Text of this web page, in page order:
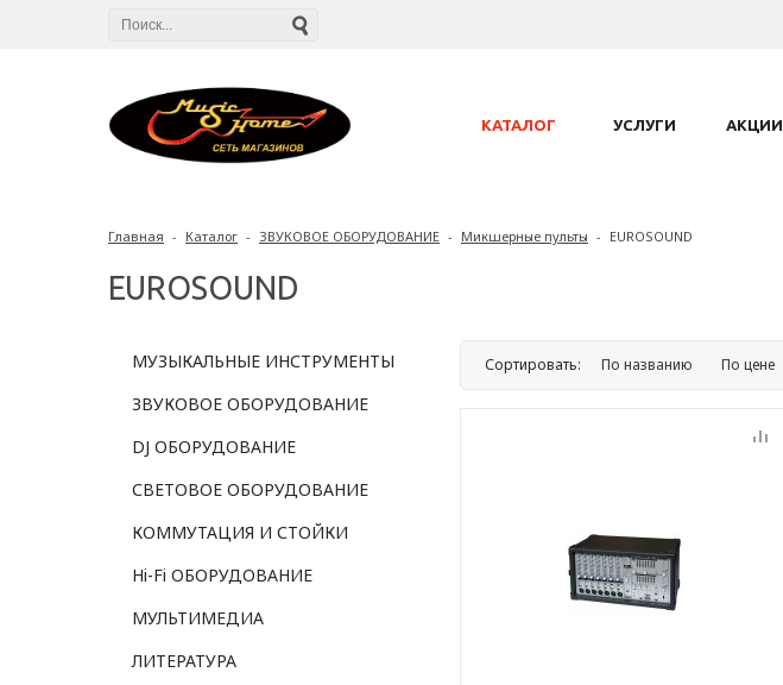
КАТАЛОГ УСЛУГИ АКЦИИ
Главная - Каталог - ЗВУКОВОЕ ОБОРУДОВАНИЕ - Микшерные пульты - EUROSOUND
EUROSOUND
МУЗЫКАЛЬНЫЕ ИНСТРУМЕНТЫ
ЗВУКОВОЕ ОБОРУДОВАНИЕ
DJ ОБОРУДОВАНИЕ
СВЕТОВОЕ ОБОРУДОВАНИЕ
КОММУТАЦИЯ И СТОЙКИ
Hi-Fi ОБОРУДОВАНИЕ
МУЛЬТИМЕДИА
ЛИТЕРАТУРА
Сортировать: По названию По цене